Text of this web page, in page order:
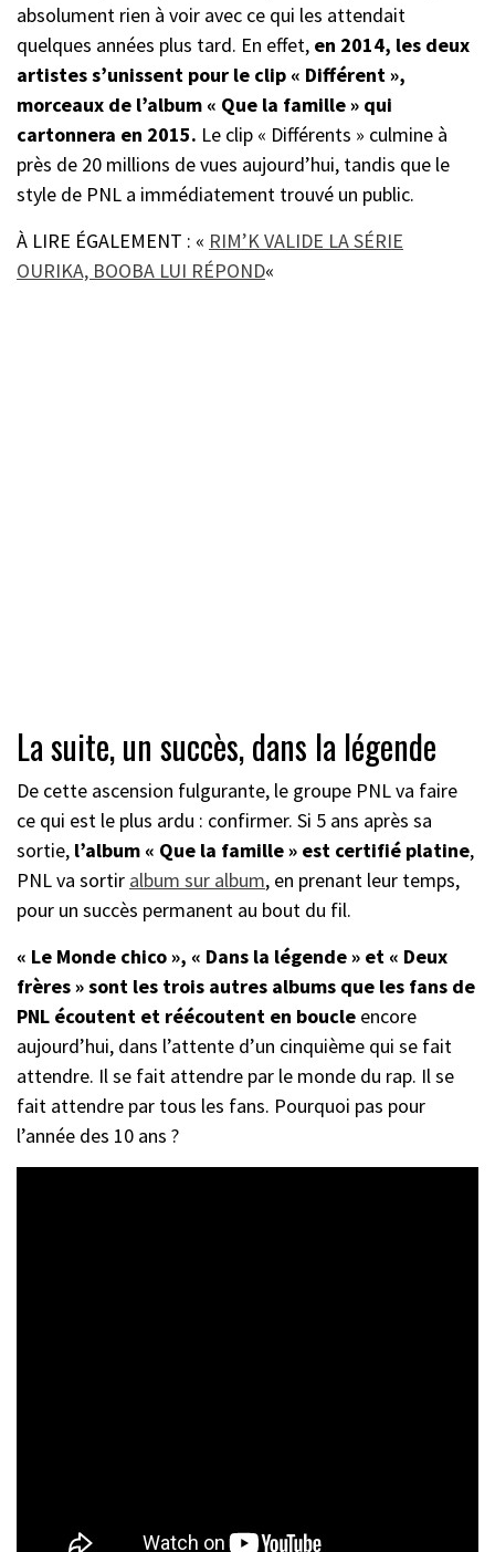
absolument rien à voir avec ce qui les attendait
quelques années plus tard. En effet, en 2014, les deux
artistes s’unissent pour le clip « Différent »,
morceaux de l’album « Que la famille » qui
cartonnera en 2015. Le clip « Différents » culmine à
près de 20 millions de vues aujourd’hui, tandis que le
style de PNL a immédiatement trouvé un public.
À LIRE ÉGALEMENT : « RIM’K VALIDE LA SÉRIE
OURIKA, BOOBA LUI RÉPOND«
La suite, un succès, dans la légende
De cette ascension fulgurante, le groupe PNL va faire
ce qui est le plus ardu : confirmer. Si 5 ans après sa
sortie, l’album « Que la famille » est certifié platine,
PNL va sortir album sur album, en prenant leur temps,
pour un succès permanent au bout du fil.
« Le Monde chico », « Dans la légende » et « Deux
frères » sont les trois autres albums que les fans de
PNL écoutent et réécoutent en boucle encore
aujourd’hui, dans l’attente d’un cinquième qui se fait
attendre. Il se fait attendre par le monde du rap. Il se
fait attendre par tous les fans. Pourquoi pas pour
l’année des 10 ans ?